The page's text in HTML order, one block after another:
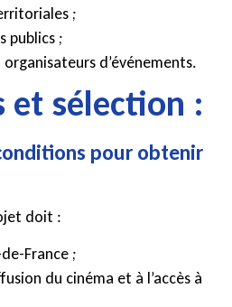
;
publics ;
d’événements.
et sélection :
pour obtenir
doit :
France ;
du cinéma et à l’accès à